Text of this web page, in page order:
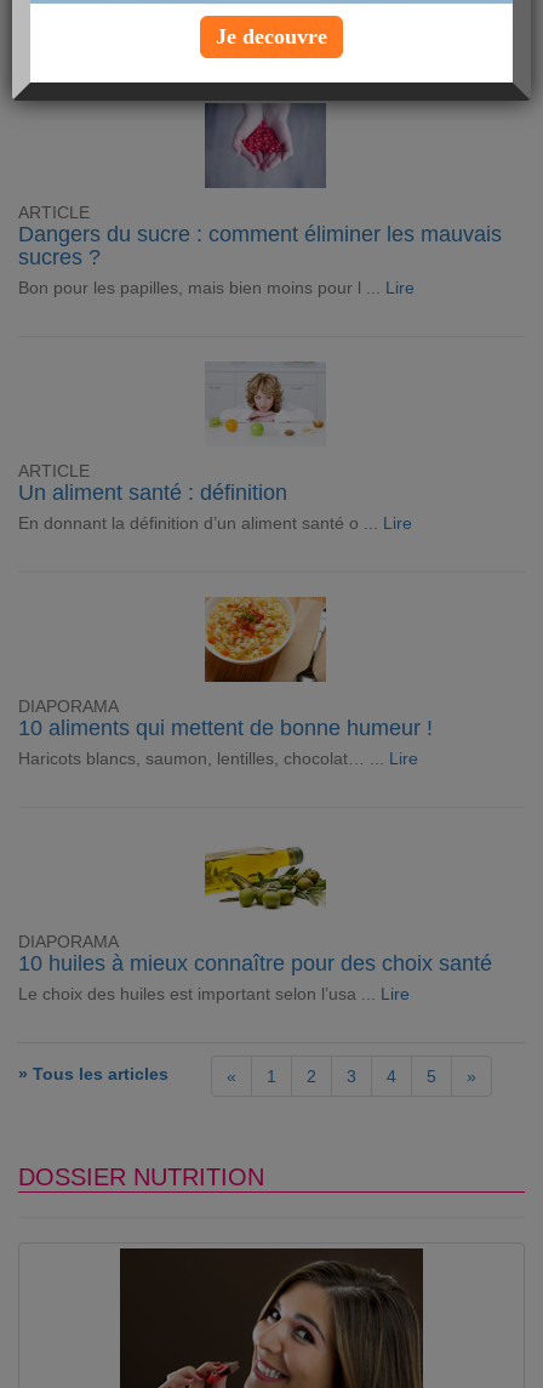
Délicatement parfumé et d’un goût subtil, le ...
ARTICLE
Dangers du sucre : comment éliminer les mauvais
sucres ?
Bon pour les papilles, mais bien moins pour l ... Lire
ARTICLE
Un aliment santé : définition
En donnant la définition d’un aliment santé o ... Lire
DIAPORAMA
10 aliments qui mettent de bonne humeur !
Haricots blancs, saumon, lentilles, chocolat… ... Lire
DIAPORAMA
10 huiles à mieux connaître pour des choix santé
Le choix des huiles est important selon l’usa ... Lire
» Tous les articles « 1 2 3 4 5 »
DOSSIER NUTRITION
Je decouvre